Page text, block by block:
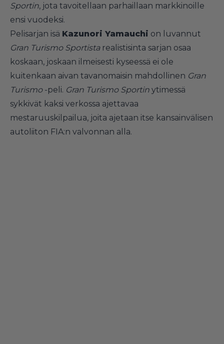
Sportin, jota tavoitellaan parhaillaan markkinoille
ensi vuodeksi.
Pelisarjan isä Kazunori Yamauchi on luvannut
Gran Turismo Sportistarealistisinta sarjan osaa
koskaan, joskaan ilmeisesti kyseessä ei ole
kuitenkaan aivan tavanomaisin mahdollinen Gran
Turismo-peli. Gran Turismo Sportin ytimessä
sykkivät kaksi verkossa ajettavaa
mestaruuskilpailua, joita ajetaan itse kansainvälisen
autoliiton FIA:n valvonnan alla.